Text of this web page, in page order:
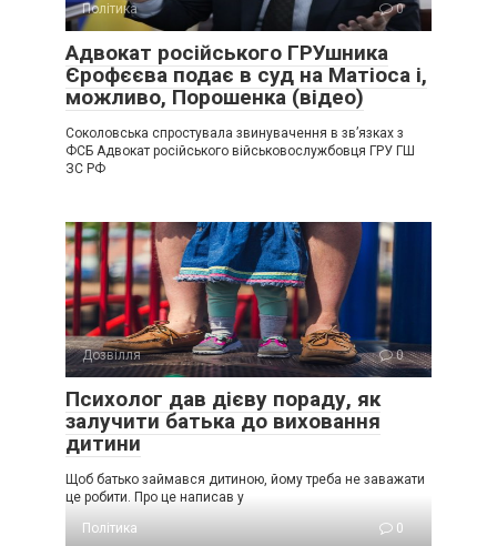
Політика 0
Адвокат російського ГРУшника
Єрофєєва подає в суд на Матіоса і,
можливо, Порошенка (відео)
Соколовська спростувала звинувачення в зв’язках з
ФСБ Адвокат російського військовослужбовця ГРУ ГШ
ЗС РФ
Дозвілля 0
Психолог дав дієву пораду, як
залучити батька до виховання
дитини
Щоб батько займався дитиною, йому треба не заважати
це робити. Про це написав у
Політика
0